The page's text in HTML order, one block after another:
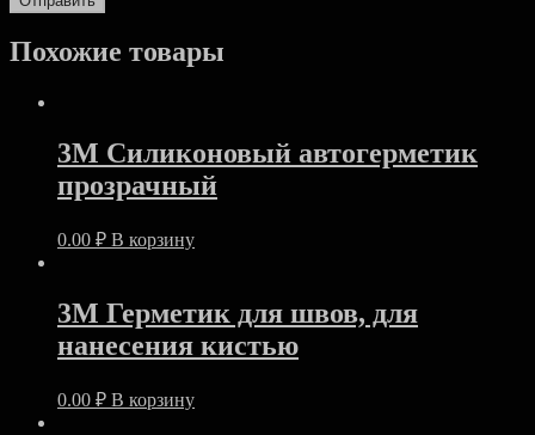
Похожие товары
3M Силиконовый автогерметик
прозрачный
0.00 ₽ В корзину
3M Герметик для швов, для
нанесения кистью
0.00 ₽ В корзину